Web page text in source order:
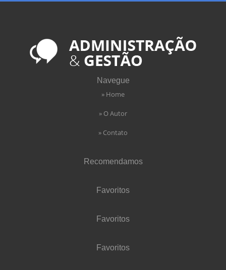
Navegue
» Home
» O Autor
» Contato
Recomendamos
Favoritos
Favoritos
Favoritos